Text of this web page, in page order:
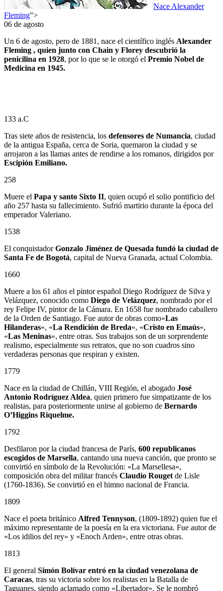
Nace Alexander
Fleming">
06 de agosto
Un 6 de agosto, pero de 1881, nace el científico inglés Alexander
Fleming , quien junto con Chain y Florey descubrió la
penicilina en 1928, por lo que se le otorgó el Premio Nobel de
Medicina en 1945.
133 a.C
Tras siete años de resistencia, los defensores de Numancia, ciudad
de la antigua España, cerca de Soria, quemaron la ciudad y se
arrojaron a las llamas antes de rendirse a los romanos, dirigidos por
Escipión Emiliano.
258
Muere el Papa y santo Sixto II, quien ocupó el solio pontificio del
año 257 hasta su fallecimiento. Sufrió martirio durante la época del
emperador Valeriano.
1538
El conquistadorGonzalo Jiménez de Quesada fundó la ciudad de
Santa Fe de Bogotá, capital de Nueva Granada, actual Colombia.
1660
Muere a los 61 años el pintor español Diego Rodríguez de Silva y
Velázquez, conocido como Diego de Velázquez, nombrado por el
rey Felipe IV, pintor de la Cámara. En 1658 fue nombrado caballero
de la Orden de Santiago. Fue autor de obras como»Las
Hilanderas«, «La Rendición de Breda«, «Cristo en Emaús«,
«Las Meninas«, entre otras. Sus trabajos son de un sorprendente
realismo, especialmente sus retratos, que no son cuadros sino
verdaderas personas que respiran y existen.
1779
Nace en la ciudad de Chillán, VIII Región, el abogado José
Antonio Rodríguez Aldea, quien primero fue simpatizante de los
realistas, para posteriormente unirse al gobierno de Bernardo
O’Higgins Riquelme.
1792
Desfilaron por la ciudad francesa de París, 600 republicanos
escogidos de Marsella, cantando una nueva canción, que pronto se
convirtió en símbolo de la Revolución: «La Marsellesa»,
composición obra del militar francés Claudio Rouget de Lisle
(1760-1836). Se convirtió en el himno nacional de Francia.
1809
Nace el poeta británico Alfred Tennyson, (1809-1892) quien fue el
máximo representante de la poesía en la era victoriana. Fue autor de
«Los idilios del rey» y «Enoch Arden», entre otras obras.
1813
El general Simón Bolívar entró en la ciudad venezolana de
Caracas, tras su victoria sobre los realistas en la Batalla de
Taguanes, siendo aclamado como «Libertador». Se le nombró